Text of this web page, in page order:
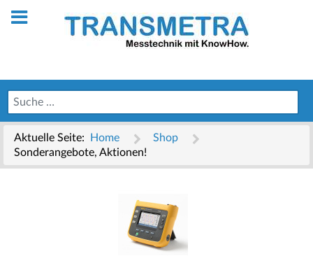
Aktuelle Seite: Home
Shop
Sonderangebote, Aktionen!